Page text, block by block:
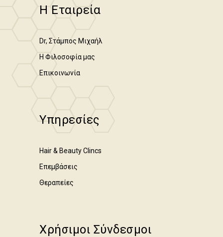
Η Εταιρεία
Dr, Στάμπος Μιχαήλ
Η Φιλοσοφία μας
Επικοινωνία
Υπηρεσίες
Hair & Beauty Clincs
Επεμβάσεις
Θεραπείες
Χρήσιμοι Σύνδεσμοι